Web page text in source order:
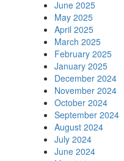
June 2025
May 2025
April 2025
March 2025
February 2025
January 2025
December 2024
November 2024
October 2024
September 2024
August 2024
July 2024
June 2024